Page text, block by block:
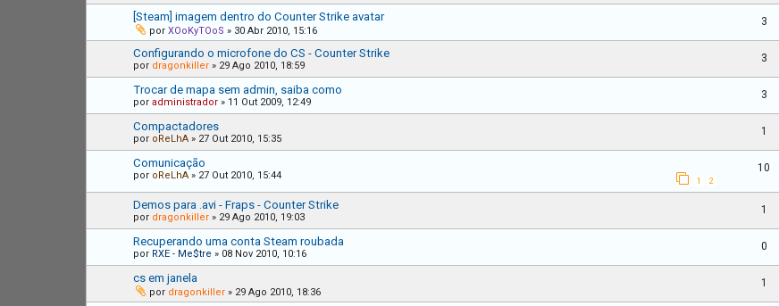
[Steam] imagem dentro do Counter Strike avatar
por XOoKyTOoS » 30 Abr 2010, 15:16
3
Configurando o microfone do CS - Counter Strike
por dragonkiller » 29 Ago 2010, 18:59
3
Trocar de mapa sem admin, saiba como
por administrador » 11 Out 2009, 12:49
3
Compactadores
por oReLhA » 27 Out 2010, 15:35
1
Comunicação
por oReLhA » 27 Out 2010, 15:44 1 2
10
Demos para .avi - Fraps - Counter Strike
por dragonkiller » 29 Ago 2010, 19:03
1
Recuperando uma conta Steam roubada
por RXE - Me$tre » 08 Nov 2010, 10:16
0
cs em janela
por dragonkiller » 29 Ago 2010, 18:36
1